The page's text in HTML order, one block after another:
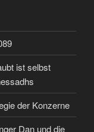
ist selbst
der Konzerne
Dan und die